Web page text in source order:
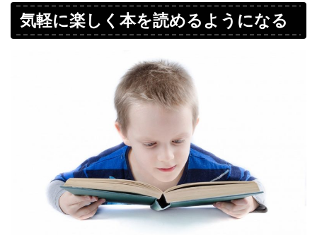
気軽に楽しく本を読めるようになる